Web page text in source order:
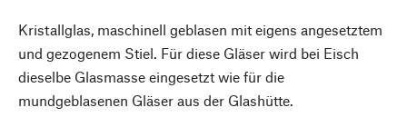
Kristallglas, maschinell geblasen mit eigens angesetztem
und gezogenem Stiel. Für diese Gläser wird bei Eisch
dieselbe Glasmasse eingesetzt wie für die
mundgeblasenen Gläser aus der Glashütte.